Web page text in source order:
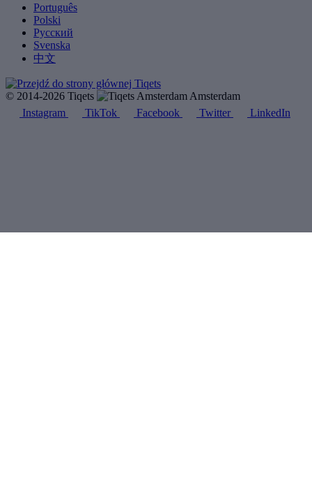
Português
Polski
Русский
Svenska
中文
© 2014-2026 Tiqets
Amsterdam
Instagram
TikTok Facebook Twitter LinkedIn